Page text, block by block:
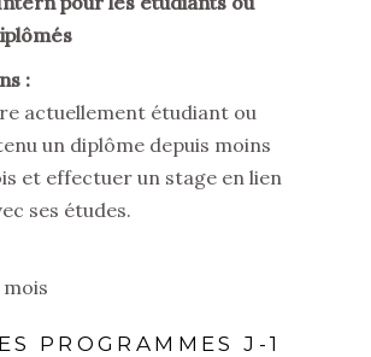
:
actuellement étudiant ou
un diplôme depuis moins
et effectuer un stage en lien
ses études.
mois
PROGRAMMES J-1